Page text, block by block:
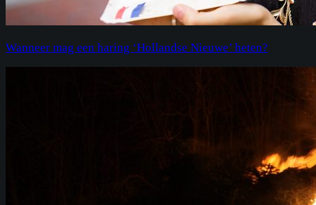
Wanneer mag een haring ‘Hollandse Nieuwe’ heten?